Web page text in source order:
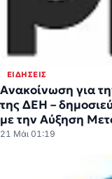
ΕΙΔΉΣΕΙΣ
Ανακοίνωση για
της ΔΕΗ –
με την Αύξηση
21 Μάι 01:19